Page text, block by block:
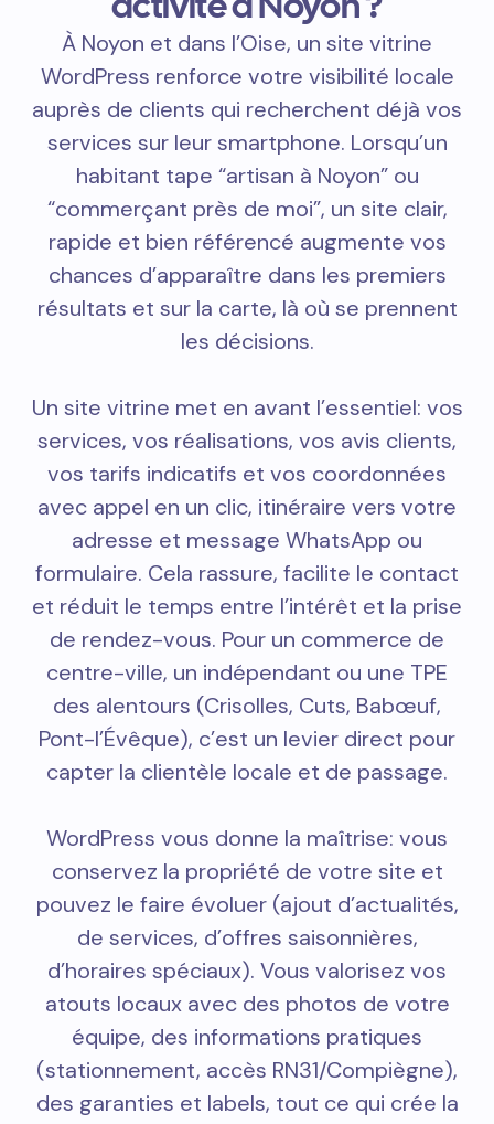
À Noyon et dans l’Oise, un site vitrine
WordPress renforce votre visibilité locale
auprès de clients qui recherchent déjà vos
services sur leur smartphone. Lorsqu’un
habitant tape “artisan à Noyon” ou
“commerçant près de moi”, un site clair,
rapide et bien référencé augmente vos
chances d’apparaître dans les premiers
résultats et sur la carte, là où se prennent
les décisions.
Un site vitrine met en avant l’essentiel: vos
services, vos réalisations, vos avis clients,
vos tarifs indicatifs et vos coordonnées
avec appel en un clic, itinéraire vers votre
adresse et message WhatsApp ou
formulaire. Cela rassure, facilite le contact
et réduit le temps entre l’intérêt et la prise
de rendez-vous. Pour un commerce de
centre-ville, un indépendant ou une TPE
des alentours (Crisolles, Cuts, Babœuf,
Pont-l’Évêque), c’est un levier direct pour
capter la clientèle locale et de passage.
WordPress vous donne la maîtrise: vous
conservez la propriété de votre site et
pouvez le faire évoluer (ajout d’actualités,
de services, d’offres saisonnières,
d’horaires spéciaux). Vous valorisez vos
atouts locaux avec des photos de votre
équipe, des informations pratiques
(stationnement, accès RN31/Compiègne),
des garanties et labels, tout ce qui crée la